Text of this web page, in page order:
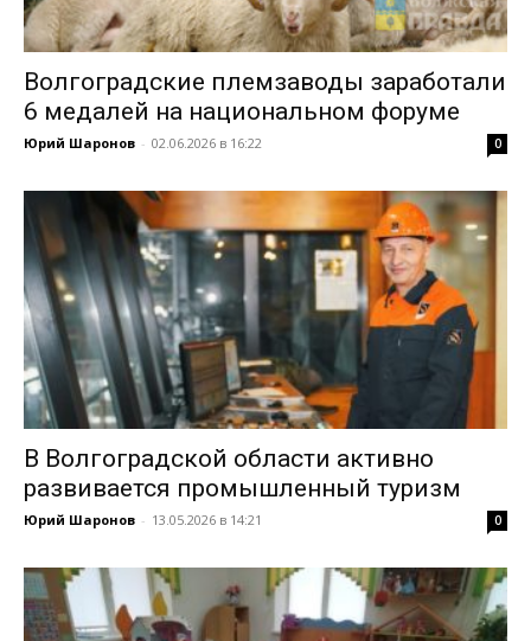
Волгоградские племзаводы заработали
6 медалей на национальном форуме
Юрий Шаронов - 02.06.2026 в 16:22 0
В Волгоградской области активно
развивается промышленный туризм
Юрий Шаронов - 13.05.2026 в 14:21 0